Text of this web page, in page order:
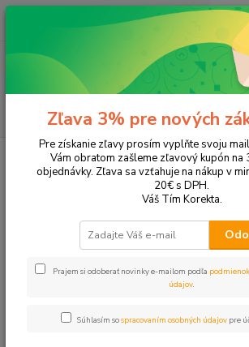
Písanie a korekcia Popisovače
Upresniť parametre
Najdrahšie
Zobrazujem 1-40 z 40
Zľava 3% pre nových
Pre získanie zľavy prosím vyplňte svoju
Vám obratom zašleme zľavový kupón na
objednávky. Zľava sa vzťahuje na nákup v
20€ s DPH.
Váš Tím Korekta.
Prajem si odoberať novinky e-mailom podľa
údajov.
Súhlasím sospracovaním osobných údajov pre